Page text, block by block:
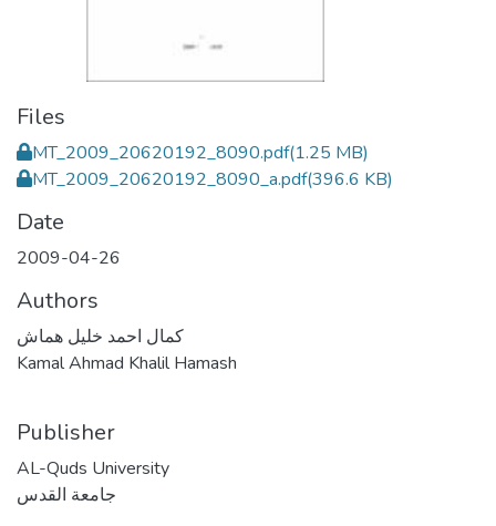
Files
MT_2009_20620192_8090.pdf(1.25 MB)
MT_2009_20620192_8090_a.pdf(396.6 KB)
Date
2009-04-26
Authors
كمال احمد خليل هماش
Kamal Ahmad Khalil Hamash
Publisher
AL-Quds University
جامعة القدس